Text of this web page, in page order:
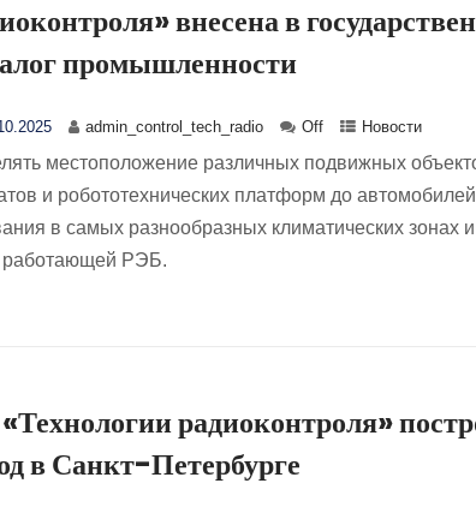
внесена в
промышленности
admin_control_tech_radio Off Новости
местоположение различных подвижных
и робототехнических платформ до
в самых разнообразных климатических зонах
работающей РЭБ.
радиоконтроля»
в Санкт-Петербурге